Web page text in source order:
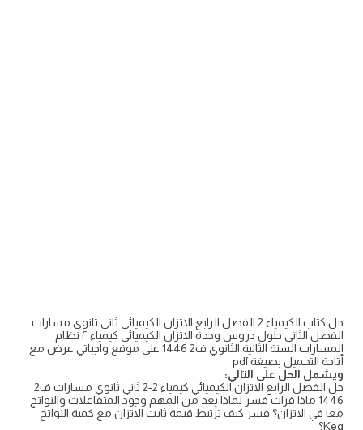
حل كتاب الكيمياء 2 الفصل الرابع الاتزان الكيميائي ثاني ثانوي مسارات
الفصل الثاني حلول دروس وحدة الاتزان الكيميائي كيمياء ٢ نظام
المسارات السنة الثانية الثانوي ف2 1446 على موقع واجباتي عرض مع
أتاحة التحميل بصيغة pdf
ويشمل الحل على التالي:
حل الفصل الرابع الاتزان الكيميائي كيمياء 2-2 ثاني ثانوي مسارات ف2
1446 ماذا قرات فسر لماذا يعد من المهم وجود المتفاعلات والنواتج
معا في الاتزان؟ فسر كيف ترتبط قيمة ثابت الاتزان مع كمية النواتج
Keq؟